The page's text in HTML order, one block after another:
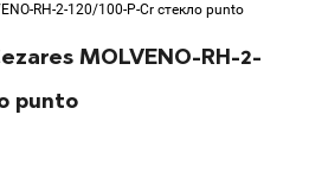
RH-2-120/100-P-Cr стекло punto
MOLVENO-RH-2-
punto